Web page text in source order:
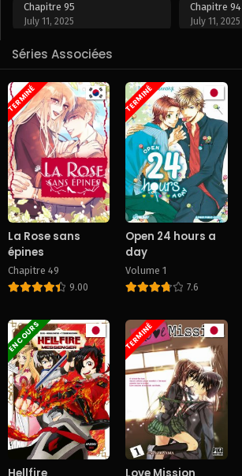
Chapitre 95
July 11, 2025
Chapitre 94
July 11, 2025
Chapitre 93
July 11, 2025 July 11, 2025
Chapitre 91
July 11, 2025
Chapitre 90
July 11, 2025
Chapitre 89
July 11, 2025
Chapitre 88
July 11, 2025
Chapitre 87
July 11, 2025
Chapitre 86
July 11, 2025
Chapitre 85
July 11, 2025
July 11, 2025 July 11, 2025
Chapitre 81
July 11, 2025
Chapitre 80
July 11, 2025
Chapitre 79
July 11, 2025
Chapitre 78
July 11, 2025
Chapitre 77
July 11, 2025
Chapitre 76
July 11, 2025
Séries Associées
TERMINÉ
La Rose sans
épines
Chapitre 49
9.00
TERMINÉ
Open 24 hours a
day
Volume 1
7.6
EN COURS
Hellfire
TERMINÉ
Love Mission